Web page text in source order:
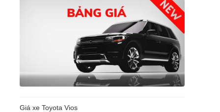
Giá xe Toyota Vios